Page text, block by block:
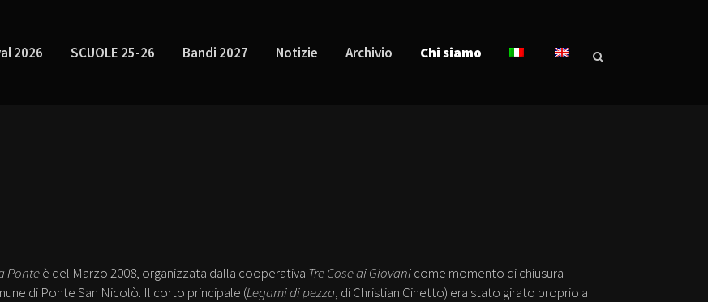
2026 SCUOLE 25-26 Bandi 2027 Notizie Archivio Chi siamo
Ponteè del Marzo 2008, organizzata dalla cooperativa Tre Cose ai Giovanicome momento di chiusura
di Ponte San Nicolò. Il corto principale (Legami di pezza, di Christian Cinetto) era stato girato proprio a